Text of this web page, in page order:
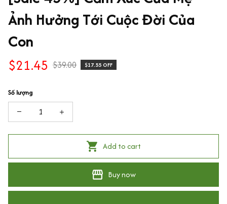
Ảnh Hưởng Tới Cuộc Đời Của
Con
$21.45 $39.00 $17.55 OFF
Số lượng
Add to cart
Buy now